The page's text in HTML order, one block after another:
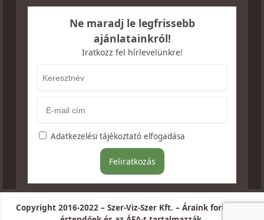
Ne maradj le legfrissebb
ajánlatainkról!
Iratkozz fel hírlevelünkre!
Adatkezelési tájékoztató elfogadása
Copyright 2016-2022 – Szer-Viz-Szer Kft. – Áraink forintban